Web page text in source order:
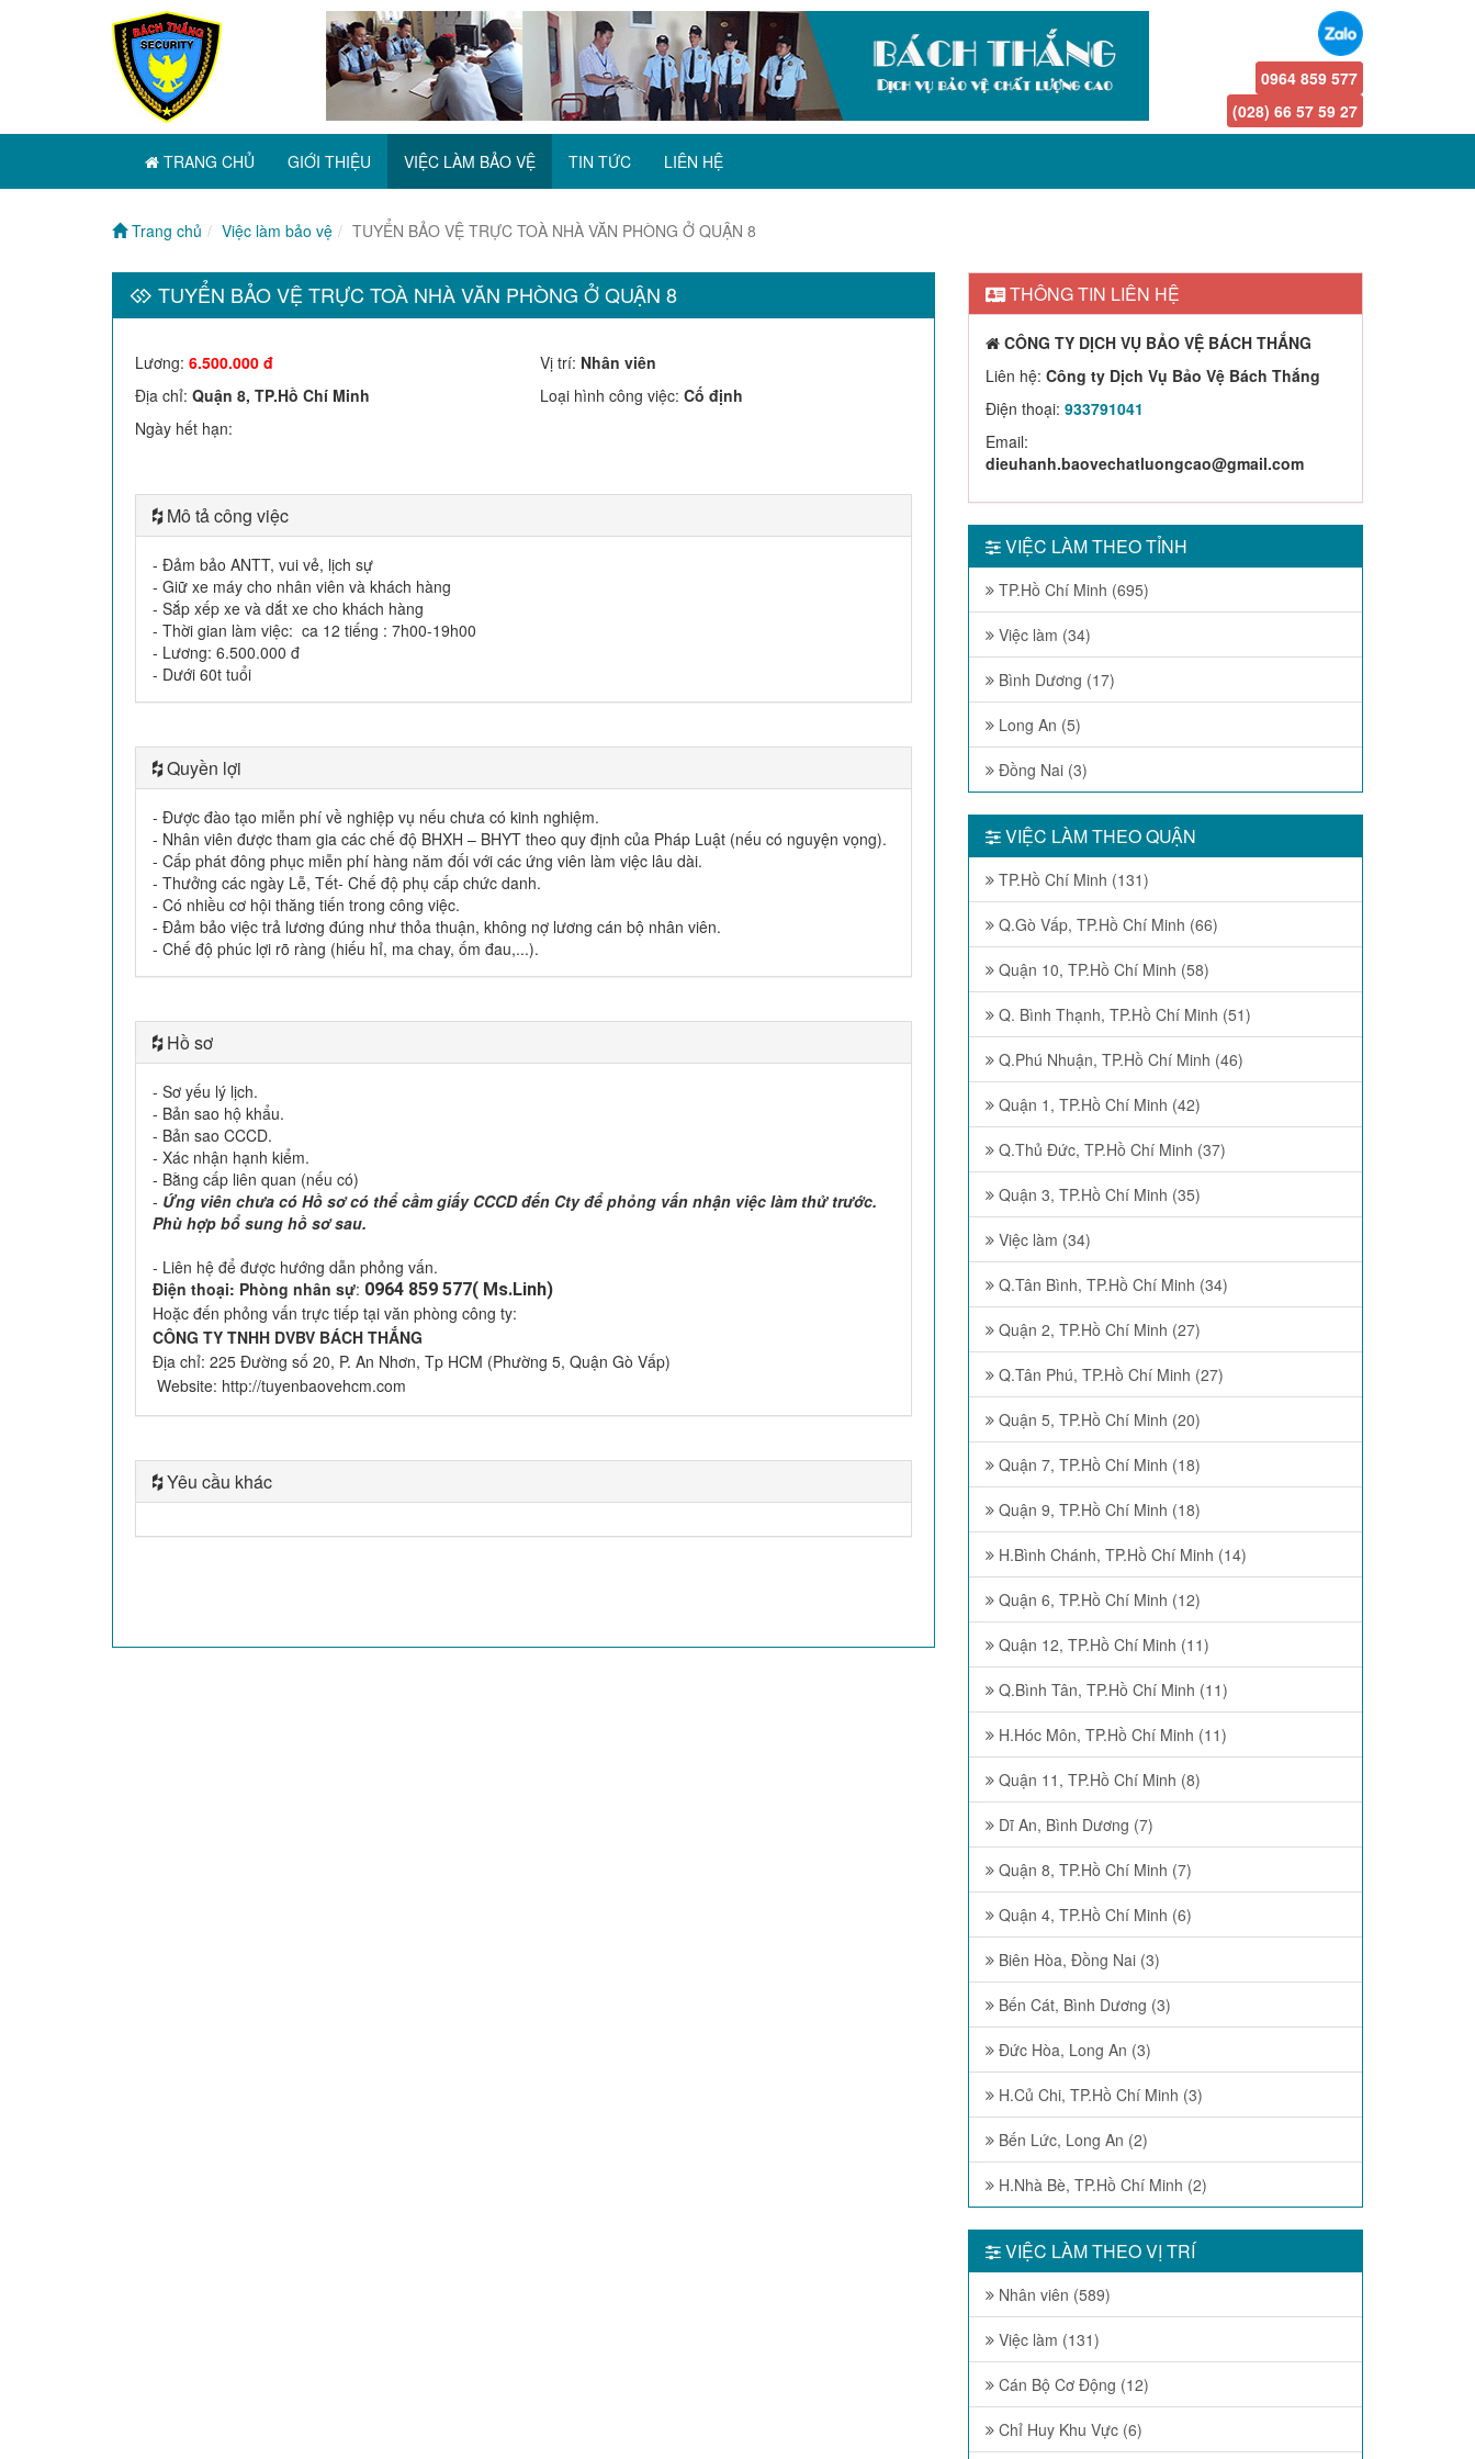
0964 859 577
(028) 66 57 59 27
TRANG CHỦ GIỚI THIỆU VIỆC LÀM BẢO VỆ TIN TỨC LIÊN HỆ
Trang chủ Việc làm bảo vệ TUYỂN BẢO VỆ TRỰC TOÀ NHÀ VĂN PHÒNG Ở QUẬN 8
TUYỂN BẢO VỆ TRỰC TOÀ NHÀ VĂN PHÒNG Ở QUẬN 8
Lương: 6.500.000 đ Vị trí: Nhân viên
Địa chỉ: Quận 8, TP.Hồ Chí Minh Loại hình công việc: Cố định
Ngày hết hạn:
Mô tả công việc
- Đảm bảo ANTT, vui vẻ, lịch sự
- Giữ xe máy cho nhân viên và khách hàng
- Sắp xếp xe và dắt xe cho khách hàng
- Thời gian làm việc: ca 12 tiếng : 7h00-19h00
- Lương: 6.500.000 đ
- Dưới 60t tuổi
Quyền lợi
- Được đào tạo miễn phí về nghiệp vụ nếu chưa có kinh nghiệm.
- Nhân viên được tham gia các chế độ BHXH – BHYT theo quy định của Pháp Luật (nếu có nguyện vọng).
- Cấp phát đông phục miễn phí hàng năm đối với các ứng viên làm việc lâu dài.
- Thưởng các ngày Lễ, Tết- Chế độ phụ cấp chức danh.
- Có nhiều cơ hội thăng tiến trong công việc.
- Đảm bảo việc trả lương đúng như thỏa thuận, không nợ lương cán bộ nhân viên.
- Chế độ phúc lợi rõ ràng (hiếu hỉ, ma chay, ốm đau,...).
Hồ sơ
- Sơ yếu lý lịch.
- Bản sao hộ khẩu.
- Bản sao CCCD.
- Xác nhận hạnh kiểm.
- Bằng cấp liên quan (nếu có)
- Ứng viên chưa có Hồ sơ có thể cầm giấy CCCD đến Cty để phỏng vấn nhận việc làm thử trước.
Phù hợp bổ sung hồ sơ sau.
- Liên hệ để được hướng dẫn phỏng vấn.
Điện thoại: Phòng nhân sự: 0964 859 577( Ms.Linh)
Hoặc đến phỏng vấn trực tiếp tại văn phòng công ty:
CÔNG TY TNHH DVBV BÁCH THẮNG
Địa chỉ: 225 Đường số 20, P. An Nhơn, Tp HCM (Phường 5, Quận Gò Vấp)
Website: http://tuyenbaovehcm.com
Yêu cầu khác
THÔNG TIN LIÊN HỆ
CÔNG TY DỊCH VỤ BẢO VỆ BÁCH THẮNG
Liên hệ: Công ty Dịch Vụ Bảo Vệ Bách Thắng
Điện thoại: 933791041
Email:
dieuhanh.baovechatluongcao@gmail.com
VIỆC LÀM THEO TỈNH
TP.Hồ Chí Minh (695)
Việc làm (34)
Bình Dương (17)
Long An (5)
Đồng Nai (3)
VIỆC LÀM THEO QUẬN
TP.Hồ Chí Minh (131)
Q.Gò Vấp, TP.Hồ Chí Minh (66)
Quận 10, TP.Hồ Chí Minh (58)
Q. Bình Thạnh, TP.Hồ Chí Minh (51)
Q.Phú Nhuận, TP.Hồ Chí Minh (46)
Quận 1, TP.Hồ Chí Minh (42)
Q.Thủ Đức, TP.Hồ Chí Minh (37)
Quận 3, TP.Hồ Chí Minh (35)
Việc làm (34)
Q.Tân Bình, TP.Hồ Chí Minh (34)
Quận 2, TP.Hồ Chí Minh (27)
Q.Tân Phú, TP.Hồ Chí Minh (27)
Quận 5, TP.Hồ Chí Minh (20)
Quận 7, TP.Hồ Chí Minh (18)
Quận 9, TP.Hồ Chí Minh (18)
H.Bình Chánh, TP.Hồ Chí Minh (14)
Quận 6, TP.Hồ Chí Minh (12)
Quận 12, TP.Hồ Chí Minh (11)
Q.Bình Tân, TP.Hồ Chí Minh (11)
H.Hóc Môn, TP.Hồ Chí Minh (11)
Quận 11, TP.Hồ Chí Minh (8)
Dĩ An, Bình Dương (7)
Quận 8, TP.Hồ Chí Minh (7)
Quận 4, TP.Hồ Chí Minh (6)
Biên Hòa, Đồng Nai (3)
Bến Cát, Bình Dương (3)
Đức Hòa, Long An (3)
H.Củ Chi, TP.Hồ Chí Minh (3)
Bến Lức, Long An (2)
H.Nhà Bè, TP.Hồ Chí Minh (2)
VIỆC LÀM THEO VỊ TRÍ
Nhân viên (589)
Việc làm (131)
Cán Bộ Cơ Động (12)
Chỉ Huy Khu Vực (6)